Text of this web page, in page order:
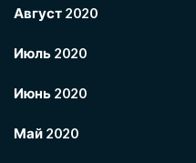
Август 2020
Июль 2020
Июнь 2020
Май 2020